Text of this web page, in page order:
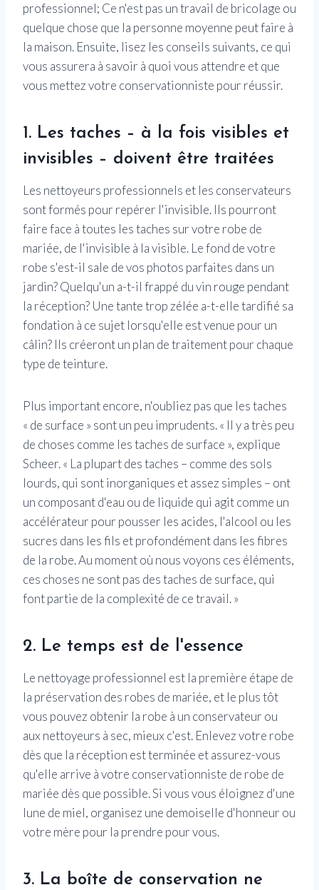
professionnel; Ce n'est pas un travail de bricolage ou
quelque chose que la personne moyenne peut faire à
la maison. Ensuite, lisez les conseils suivants, ce qui
vous assurera à savoir à quoi vous attendre et que
vous mettez votre conservationniste pour réussir.
1. Les taches – à la fois visibles et
invisibles – doivent être traitées
Les nettoyeurs professionnels et les conservateurs
sont formés pour repérer l'invisible. Ils pourront
faire face à toutes les taches sur votre robe de
mariée, de l'invisible à la visible. Le fond de votre
robe s'est-il sale de vos photos parfaites dans un
jardin? Quelqu'un a-t-il frappé du vin rouge pendant
la réception? Une tante trop zélée a-t-elle tardifié sa
fondation à ce sujet lorsqu'elle est venue pour un
câlin? Ils créeront un plan de traitement pour chaque
type de teinture.
Plus important encore, n'oubliez pas que les taches
« de surface » sont un peu imprudents. « Il y a très peu
de choses comme les taches de surface », explique
Scheer. « La plupart des taches – comme des sols
lourds, qui sont inorganiques et assez simples – ont
un composant d'eau ou de liquide qui agit comme un
accélérateur pour pousser les acides, l'alcool ou les
sucres dans les fils et profondément dans les fibres
de la robe. Au moment où nous voyons ces éléments,
ces choses ne sont pas des taches de surface, qui
font partie de la complexité de ce travail. »
2. Le temps est de l'essence
Le nettoyage professionnel est la première étape de
la préservation des robes de mariée, et le plus tôt
vous pouvez obtenir la robe à un conservateur ou
aux nettoyeurs à sec, mieux c'est. Enlevez votre robe
dès que la réception est terminée et assurez-vous
qu'elle arrive à votre conservationniste de robe de
mariée dès que possible. Si vous vous éloignez d'une
lune de miel, organisez une demoiselle d'honneur ou
votre mère pour la prendre pour vous.
3. La boîte de conservation ne